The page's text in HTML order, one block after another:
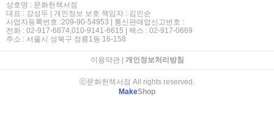
상호명 : 문화헌책서점
대표 : 강성두 | 개인정보 보호 책임자 : 김인순
사업자등록번호 :209-90-54953 | 통신판매업신고번호 :
전화 : 02-917-6874,010-9141-6615 | 팩스 : 02-917-0669
주소 : 서울시 성북구 정릉1동 16-158
이용약관| 개인정보처리방침
ⓒ문화헌책서점 All rights reserved.
MakeShop